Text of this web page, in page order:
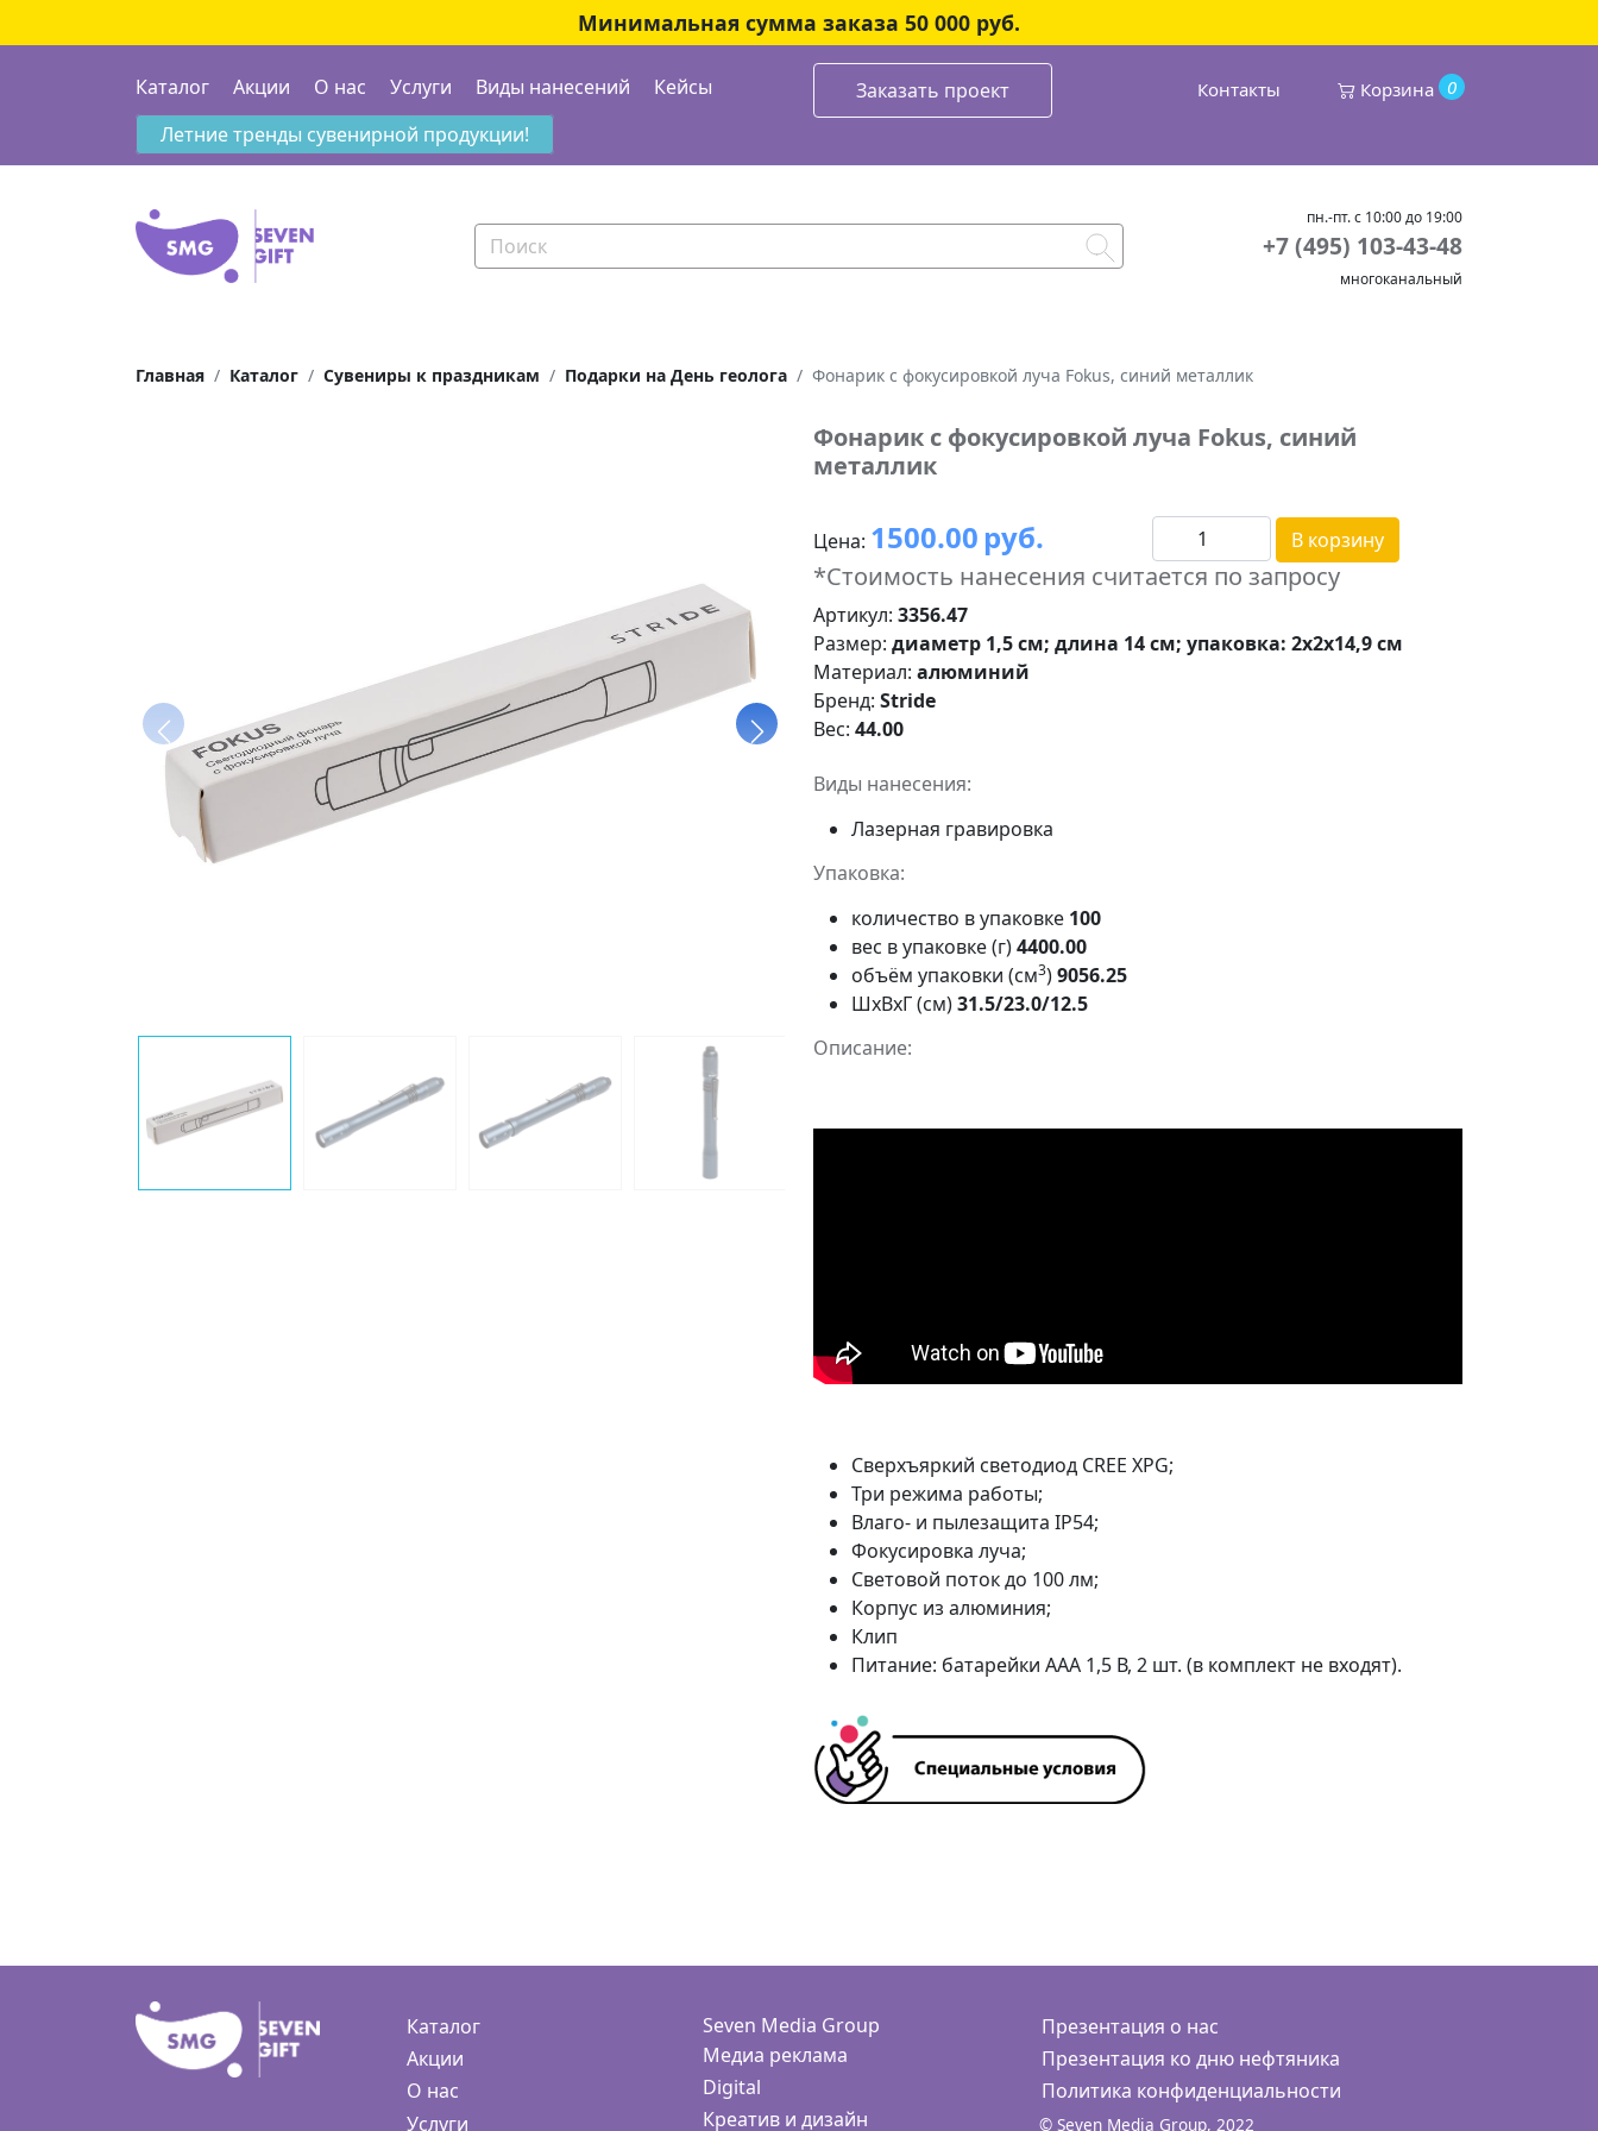
Минимальная сумма заказа 50 000 руб.
Каталог Акции О нас Услуги Виды нанесений Кейсы Заказать проект Контакты 0
Корзина
Летние тренды сувенирной продукции!
пн.-пт. с 10:00 до 19:00
+7 (495) 103-43-48
многоканальный
Главная Каталог Сувениры к праздникам Подарки на День геолога Фонарик с фокусировкой луча Fokus, синий металлик
Фонарик с фокусировкой луча Fokus, синий
металлик
Цена: 1500.00 руб. В корзину
*Стоимость нанесения считается по запросу
Артикул: 3356.47
Размер: диаметр 1,5 см; длина 14 см; упаковка: 2х2х14,9 см
Материал: алюминий
Бренд: Stride
Вес: 44.00
Виды нанесения:
Лазерная гравировка
Упаковка:
количество в упаковке 100
вес в упаковке (г)4400.00
объём упаковки (см3)9056.25
ШxВxГ (см)31.5/23.0/12.5
Описание:
Сверхъяркий светодиод CREE XPG;
Три режима работы;
Влаго- и пылезащита IP54;
Фокусировка луча;
Световой поток до 100 лм;
Корпус из алюминия;
Клип
Питание: батарейки ААА 1,5 В, 2 шт. (в комплект не входят).
Каталог
Акции
О нас
Услуги
Seven Media Group
Медиа реклама
Digital
Креатив и дизайн
Презентация о нас
Презентация ко дню нефтяника
Политика конфиденциальности
© Seven Media Group, 2022